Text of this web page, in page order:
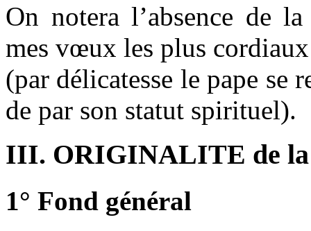
On notera l’absence de
mes vœux les plus
(par délicatesse le pape se
de par son statut spirituel).
III. ORIGINALITE de
1° Fond général